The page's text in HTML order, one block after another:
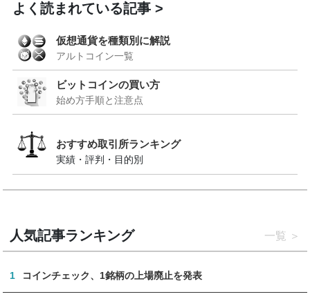
よく読まれている記事
仮想通貨を種類別に解説
アルトコイン一覧
ビットコインの買い方
始め方手順と注意点
おすすめ取引所ランキング
実績・評判・目的別
人気記事ランキング 一覧
1 コインチェック、1銘柄の上場廃止を発表